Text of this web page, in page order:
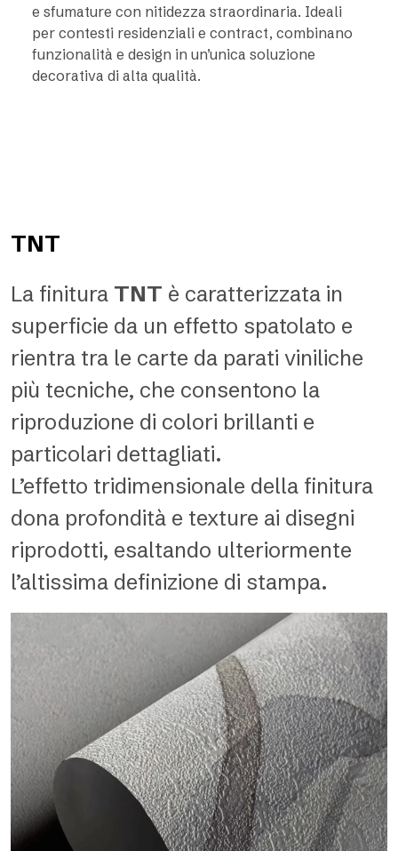
e sfumature con nitidezza straordinaria. Ideali
per contesti residenziali e contract, combinano
funzionalità e design in un’unica soluzione
decorativa di alta qualità.
TNT
La finitura TNT è caratterizzata in
superficie da un effetto spatolato e
rientra tra le carte da parati viniliche
più tecniche, che consentono la
riproduzione di colori brillanti e
particolari dettagliati.
L’effetto tridimensionale della finitura
dona profondità e texture ai disegni
riprodotti, esaltando ulteriormente
l’altissima definizione di stampa.